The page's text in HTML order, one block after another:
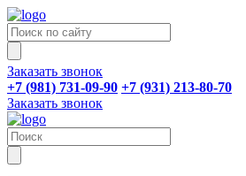
Заказать звонок
+7 (981) 731-09-90 +7 (931) 213-80-70
Заказать звонок